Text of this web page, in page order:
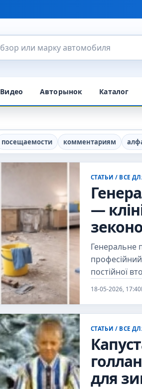
Видео Авторынок Каталог
посещаемости комментариям
СТАТЬИ / ВСЕ
—
Генеральне
постійної
18-05-2026, 17:40
СТАТЬИ / ВСЕ
для